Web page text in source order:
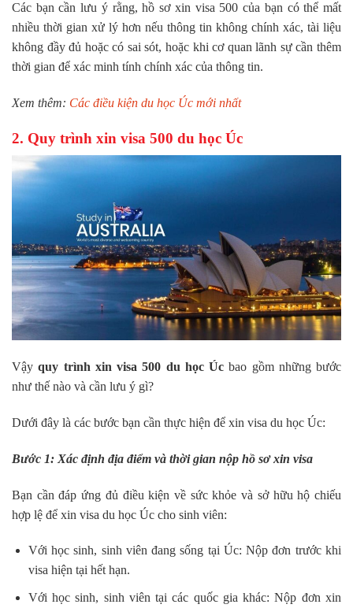
Các bạn cần lưu ý rằng, hồ sơ xin visa 500 của bạn có thể mất
nhiều thời gian xử lý hơn nếu thông tin không chính xác, tài liệu
không đầy đủ hoặc có sai sót, hoặc khi cơ quan lãnh sự cần thêm
thời gian để xác minh tính chính xác của thông tin.
Xem thêm: Các điều kiện du học Úc mới nhất
2. Quy trình xin visa 500 du học Úc
Vậyquy trình xin visa 500 du học Úc bao gồm những bước
như thế nào và cần lưu ý gì?
Dưới đây là các bước bạn cần thực hiện để xin visa du học Úc:
Bước 1: Xác định địa điểm và thời gian nộp hồ sơ xin visa
Bạn cần đáp ứng đủ điều kiện về sức khỏe và sở hữu hộ chiếu
hợp lệ để xin visa du học Úc cho sinh viên:
Với học sinh, sinh viên đang sống tại Úc: Nộp đơn trước khi
visa hiện tại hết hạn.
Với học sinh, sinh viên tại các quốc gia khác: Nộp đơn xin